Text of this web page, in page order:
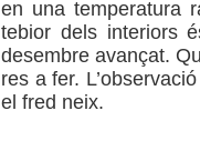
en una temperatura
tebior dels interiors
desembre avançat.
res a fer.
el fred neix.